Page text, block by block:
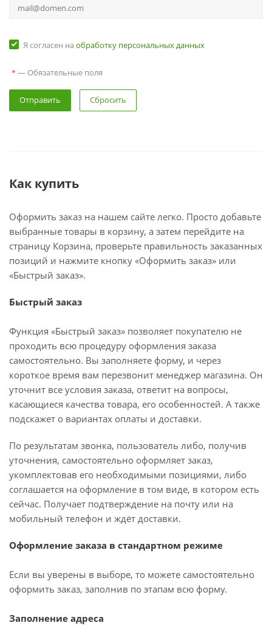
Я согласен на обработку персональных данных
* — Обязательные поля
Сбросить
Как купить
Оформить заказ на нашем сайте легко. Просто добавьте
выбранные товары в корзину, а затем перейдите на
страницу Корзина, проверьте правильность заказанных
позиций и нажмите кнопку «Оформить заказ» или
«Быстрый заказ».
Быстрый заказ
Функция «Быстрый заказ» позволяет покупателю не
проходить всю процедуру оформления заказа
самостоятельно. Вы заполняете форму, и через
короткое время вам перезвонит менеджер магазина. Он
уточнит все условия заказа, ответит на вопросы,
касающиеся качества товара, его особенностей. А также
подскажет о вариантах оплаты и доставки.
По результатам звонка, пользователь либо, получив
уточнения, самостоятельно оформляет заказ,
укомплектовав его необходимыми позициями, либо
соглашается на оформление в том виде, в котором есть
сейчас. Получает подтверждение на почту или на
мобильный телефон и ждёт доставки.
Оформление заказа в стандартном режиме
Если вы уверены в выборе, то можете самостоятельно
оформить заказ, заполнив по этапам всю форму.
Заполнение адреса